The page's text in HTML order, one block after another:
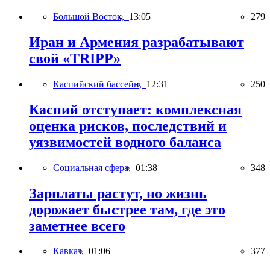
Большой Восток, 13:05 279
Иран и Армения разрабатывают
свой «TRIPP»
Каспийский бассейн, 12:31 250
Каспий отступает: комплексная
оценка рисков, последствий и
уязвимостей водного баланса
Социальная сфера, 01:38 348
Зарплаты растут, но жизнь
дорожает быстрее там, где это
заметнее всего
Кавказ, 01:06 377